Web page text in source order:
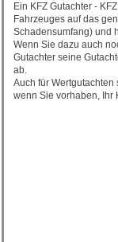
Ein KFZ Gutachter -
Fahrzeuges auf das
Schadensumfang) und
Wenn Sie dazu auch
Gutachter seine
ab.
Auch für
wenn Sie vorhaben, Ihr